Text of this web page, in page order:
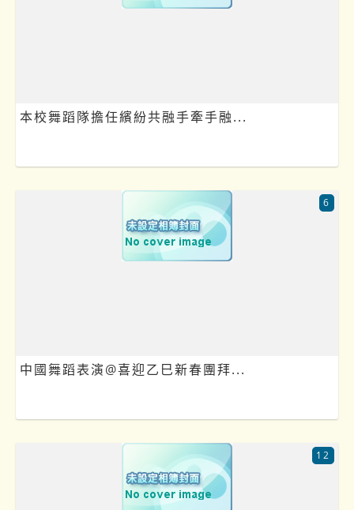
本校舞蹈隊擔任繽紛共融手牽手融...
中國舞蹈表演@喜迎乙巳新春團拜...
6
12